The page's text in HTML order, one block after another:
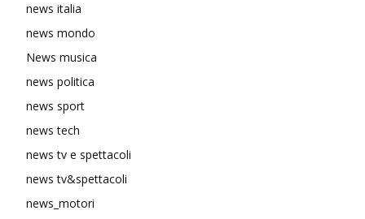
news italia
news mondo
News musica
news politica
news sport
news tech
news tv e spettacoli
news tv&spettacoli
news_motori